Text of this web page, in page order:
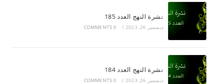
نشرة النهج العدد 185
ديسمبر 26, 2023 /
0 COMMENTS
نشرة النهج العدد 184
ديسمبر 26, 2023 /
0 COMMENTS